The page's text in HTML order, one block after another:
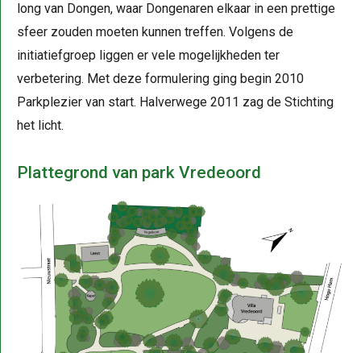
long van Dongen, waar Dongenaren elkaar in een prettige
sfeer zouden moeten kunnen treffen. Volgens de
initiatiefgroep liggen er vele mogelijkheden ter
verbetering. Met deze formulering ging begin 2010
Parkplezier van start. Halverwege 2011 zag de Stichting
het licht.
Plattegrond van park Vredeoord